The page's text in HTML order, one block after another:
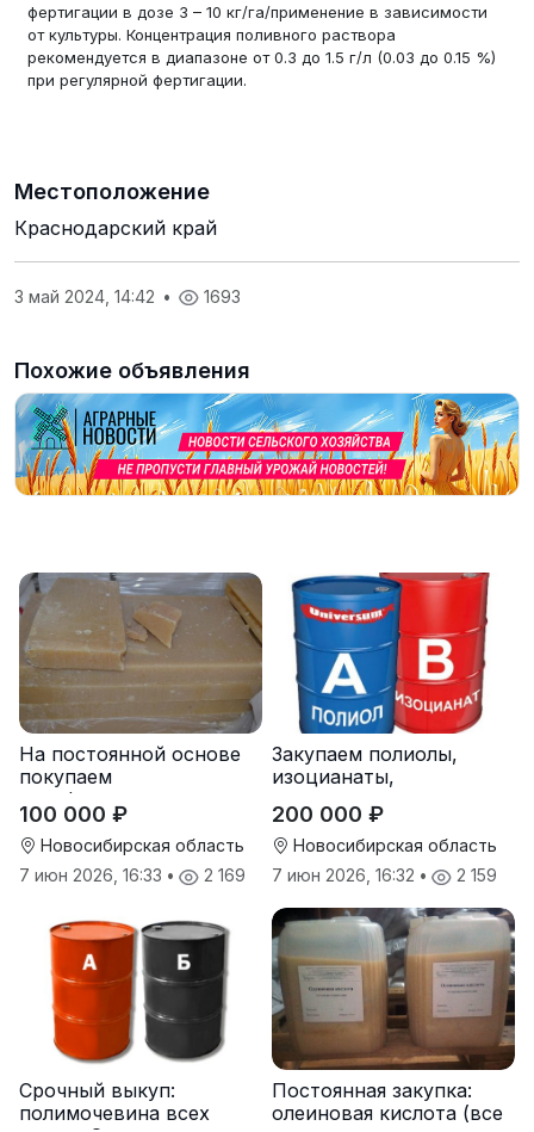
фертигации в дозе 3 – 10 кг/га/применение в зависимости
от культуры. Концентрация поливного раствора
рекомендуется в диапазоне от 0.3 до 1.5 г/л (0.03 до 0.15 %)
при регулярной фертигации.
Местоположение
Краснодарский край
3 май 2024, 14:42 • 1693
Похожие объявления
На постоянной основе
покупаем
парафиносодержащие
продукты
100 000 ₽
Новосибирская область
7 июн 2026, 16:33 • 2 169
Закупаем полиолы,
изоцианаты,
пенополиуретана (ППУ)
200 000 ₽
Новосибирская область
7 июн 2026, 16:32 • 2 159
Срочный выкуп:
полимочевина всех
Постоянная закупка:
олеиновая кислота (все